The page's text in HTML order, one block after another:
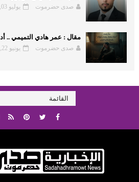
صدى حضرموت يوليو 03, 2026
مقال : عمر هادي التميمي ..
صدى حضرموت يونيو 22, 2026